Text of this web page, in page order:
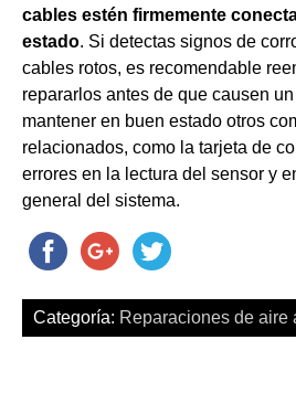
cables estén firmemente
estado. Si detectas signos de
cables rotos, es recomendable
repararlos antes de que causen
mantener en buen estado otros
relacionados, como la tarjeta de
errores en la lectura del sensor y
general del sistema.
Categoría: Reparaciones de aire